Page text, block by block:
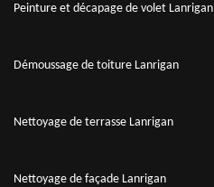
Peinture et décapage de volet Lanrigan
Démoussage de toiture Lanrigan
Nettoyage de terrasse Lanrigan
Nettoyage de façade Lanrigan